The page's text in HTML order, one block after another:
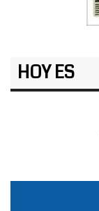
HOY ES